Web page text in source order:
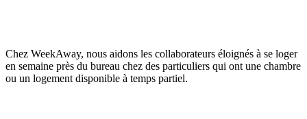
Chez WeekAway, nous aidons les collaborateurs éloignés à se loger
en semaine près du bureau chez des particuliers qui ont une chambre
ou un logement disponible à temps partiel.